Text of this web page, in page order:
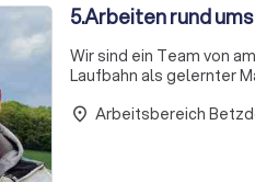
5.Arbeiten rund ums
Wir sind ein Team von
Laufbahn als gelernter
meinem Unternehmen i
place Arbeitsbereich